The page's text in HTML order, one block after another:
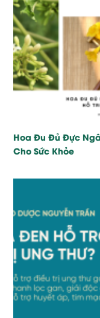
Hoa Đu Đủ Đực
Cho Sức Khỏe